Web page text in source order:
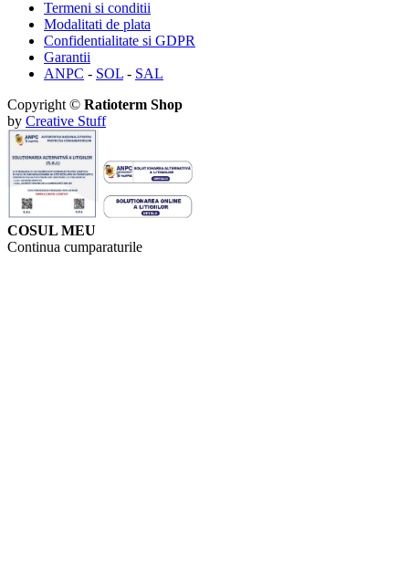
Termeni si conditii
Modalitati de plata
Confidentialitate si GDPR
Garantii
ANPC - SOL - SAL
Copyright © Ratioterm Shop
by Creative Stuff
COSUL MEU
Continua cumparaturile